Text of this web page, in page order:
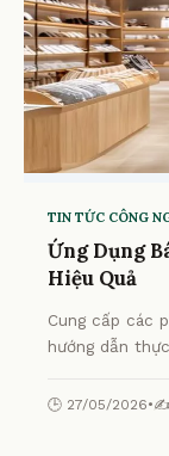
TIN TỨC CÔNG
Ứng Dụng
Hiệu Quả
Cung cấp các
hướng dẫn
🕒 27/05/2026•✍️